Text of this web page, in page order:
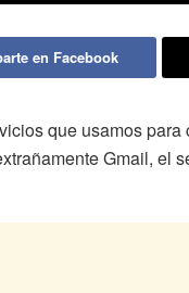
en Facebook
que usamos
Gmail, el